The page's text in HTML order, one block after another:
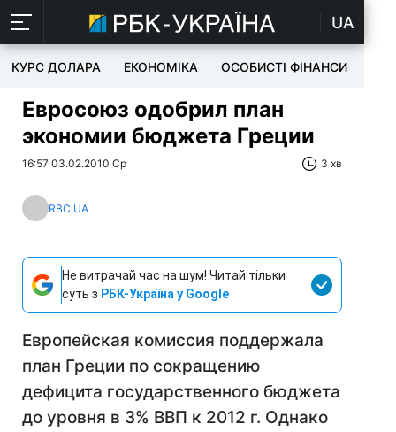
UA
КУРС ДОЛАРА ЕКОНОМІКА ОСОБИСТІ ФІНАНСИ
Евросоюз одобрил план
экономии бюджета Греции
16:57 03.02.2010 Ср 3 хв
RBC.UA
Не витрачай час на шум! Читай тільки
суть з РБК-Україна у Google
Европейская комиссия поддержала
план Греции по сокращению
дефицита государственного бюджета
до уровня в 3% ВВП к 2012 г. Однако